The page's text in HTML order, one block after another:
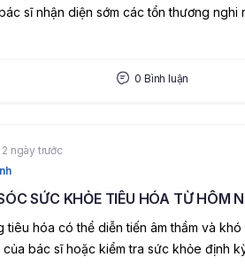
sĩ nhận diện sớm các tổn thương nghi
0 Bình luận
2 ngày trước
SỨC KHỎE TIÊU HÓA TỪ HÔM
tiêu hóa có thể diễn tiến âm thầm và
bác sĩ hoặc kiểm tra sức khỏe định